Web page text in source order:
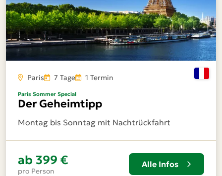
Paris 7 Tage 1 Termin
Paris Sommer Special
Der Geheimtipp
Montag bis Sonntag mit Nachtrückfahrt
ab 399 €
pro Person
Alle Infos